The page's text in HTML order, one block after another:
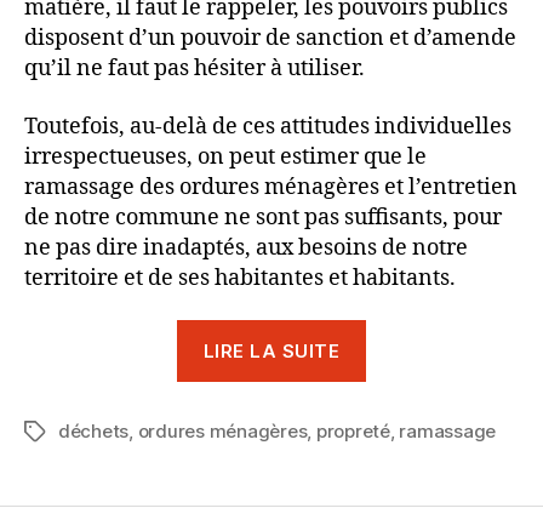
matière, il faut le rappeler, les pouvoirs publics
disposent d’un pouvoir de sanction et d’amende
qu’il ne faut pas hésiter à utiliser.
Toutefois, au-delà de ces attitudes individuelles
irrespectueuses, on peut estimer que le
ramassage des ordures ménagères et l’entretien
de notre commune ne sont pas suffisants, pour
ne pas dire inadaptés, aux besoins de notre
territoire et de ses habitantes et habitants.
LIRE LA SUITE
Châtenay-
:
Étiquettes
déchets, ordures ménagères, propreté, ramassage